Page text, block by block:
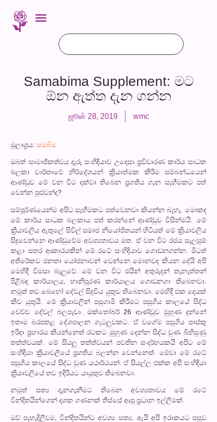
Samabima Supplement: මට
ඕන ඇත්ත දැන ගන්න
ஜூன் 28, 2019 wmc
මූලාශ්‍රය:සමබිම
ඔබත් සාමාජිකත්වය දැරූ සංහිඳියාව උදෙසා ප්‍රවිචාරණ කාර්ය සාධක
බලකා වාර්තාවේ නිර්දේශයන් ක්‍රියාත්මක කිරීම සම්බන්ධයෙන්
ආණ්ඩුව මේ වන විට දක්වා තිබෙන ප්‍රගතිය ගැන සෑහීමකට පත්
වෙන්න පුළුවන්ද?
සම්පූර්ණයෙන්ම අපිට සෑහීමකට පත්වෙනවා කියන්න බැහැ. මොකද
මේ කාර්ය සාධක බලකාය පත් කරන්නේ ආණ්ඩුව විසින්මයි. මේ
ක්‍රියාවලිය ඇතුලේ සිවිල් සමාජ නියෝජිතයන් හිටියත් මේ ක්‍රියාවලිය
සිදුවෙන්නෙ ආණ්ඩුවේම අවශ්‍යතාවය මත. ඒ වන විට රජය සැලසුම්
කළා සතර ආකාරයකින් මේ රටේ සංහිඳියාව ගොඩනගන්න. මීටත්
අතිරේකව ජනතා යෝජනාවන් වෙන්නෙ මොනවද කියන දේයි අපි
මෙහිදී විමසා බැලු‍වේ. මේ වන විට එයින් අතුරුදන් තැනැත්තන්
පිළිබඳ කාර්යාලය, හානිපූරණ කාර්යාලය ගොඩනගා තිබෙනවා.
නමුත් තව බෙහෝ දේවල් සිදුවිය යුතුව තිබෙනවා. මෙහිදී එක දෙයක්
කිව යුතුයි. මේ ක්‍රියාවලීන් පසුගාමී කිරීමට පසුගිය කාලයේ සිද්ධ
වෙච්ච දේවල් බලපෑවා. ඔක්තෝබර් 26 ආණ්ඩුව මුහුණ දුන්නේ
ඉතාම බරපතළ දේශපාලන ගැටලු‍වකට. ඒ වගේම පසුගිය පාස්කු
ඉරිදා ප්‍රහාරය කියන්නෙත් රටකට මුහුණ දෙන්න සිද්ධ වුණ බිහිසුණු
තත්ත්වයක්. මේ සියලු‍ තත්ත්වයන් පවතින සංදර්භයකයි අපිට මේ
සංහිඳියා ක්‍රියාවලියේ ප්‍රගතිය බලන්න වෙන්නෙත්. මේවා මේ රටේ
පසුගිය කාලයේ සිද්ධ වුණ යථාර්ථයන්. ඒ සියල්ල එක්ක අපි සංහිඳියා
ක්‍රියාවලියේ තව ඉදිරියට යායුතුව තිබෙනවා.
නමුත් සත්‍ය දැනගැනීමට තිබෙන අවශ්‍යතාවය මේ රටේ
වින්දිතයින්ගෙන් දශක ගණනක් තිස්සේ ආපු ප්‍රධාන ඉල්ලීමක්.
ඔව් පැහැදිලිවම, වින්දිතයින්ට අවශ්‍ය සත්‍ය. ඇයි අපි ඉරාකයට පසුව